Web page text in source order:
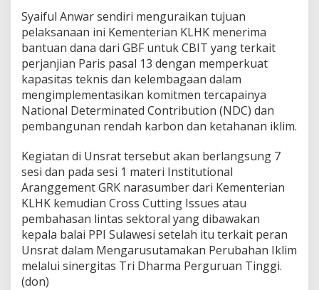
n
Syaiful Anwar sendiri menguraikan tujuan
pelaksanaan ini Kementerian KLHK menerima
bantuan dana dari GBF untuk CBIT yang terkait
perjanjian Paris pasal 13 dengan memperkuat
kapasitas teknis dan kelembagaan dalam
mengimplementasikan komitmen tercapainya
National Determinated Contribution (NDC) dan
pembangunan rendah karbon dan ketahanan iklim.
Kegiatan di Unsrat tersebut akan berlangsung 7
sesi dan pada sesi 1 materi Institutional
Aranggement GRK narasumber dari Kementerian
KLHK kemudian Cross Cutting Issues atau
pembahasan lintas sektoral yang dibawakan
kepala balai PPI Sulawesi setelah itu terkait peran
Unsrat dalam Mengarusutamakan Perubahan Iklim
melalui sinergitas Tri Dharma Perguruan Tinggi.
(don)